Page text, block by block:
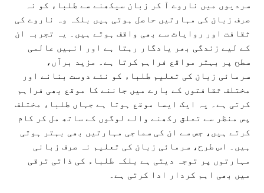
سردیوں میں ناروے آ کر زبان سیکھنے سے طلباء کو نہ
صرف زبان کی مہارتیں حاصل ہوتی ہیں بلکہ وہ ناروے کی
ثقافت اور روایات سے بھی واقف ہوتے ہیں۔ یہ تجربہ ان
کے لیے زندگی بھر یادگار رہتا ہے اور انہیں عالمی
سطح پر بہتر مواقع فراہم کرتا ہے۔ مزید برآں،
سرمائی زبان کی تعلیم طلباء کو نئے دوست بنانے اور
مختلف ثقافتوں کے بارے میں جاننے کا موقع بھی فراہم
کرتی ہے۔ یہ ایک ایسا موقع ہوتا ہے جہاں طلباء مختلف
پس منظر سے تعلق رکھنے والے لوگوں کے ساتھ مل کر کام
کرتے ہیں، جس سے ان کی سماجی مہارتیں بھی بہتر ہوتی
ہیں۔ اس طرح، سرمائی زبان کی تعلیم نہ صرف زبانی
مہارتوں پر توجہ دیتی ہے بلکہ طلباء کی ذاتی ترقی
میں بھی اہم کردار ادا کرتی ہے۔